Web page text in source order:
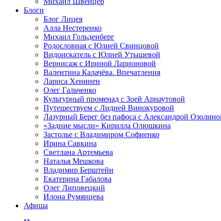
Блоги
Блог Лицея
Алла Нестеренко
Михаил Гольденберг
Родословная с Юлией Свинцовой
Видоискатель с Юлией Утышевой
Вернисаж с Ириной Ларионовой
Валентина Калачёва. Впечатления
Лариса Хенинен
Олег Гальченко
Культурный променад с Зоей Арнаутовой
Путешествуем с Лидией Винокуровой
Лазурный Берег без пафоса с Александрой
«Задние мысли» Кирилла Олюшкина
Застолье с Владимиром Софиенко
Ирина Савкина
Светлана Артемьева
Наталья Мешкова
Владимир Берштейн
Екатерина Габалова
Олег Липовецкий
Илона Румянцева
Афиша